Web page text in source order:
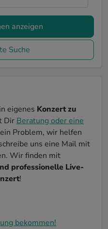
anzeigen
Suche
eigenes Konzert zu
Dir Beratung oder eine
Problem, wir helfen
uns eine Mail mit
Wir finden mit
professionelle Live-
!
bekommen!